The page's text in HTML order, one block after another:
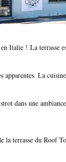
Italie ! La terrasse
La
dans une
la terrasse du Roof